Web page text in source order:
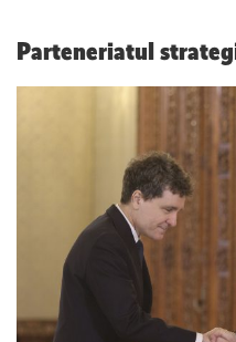
Parteneriatul